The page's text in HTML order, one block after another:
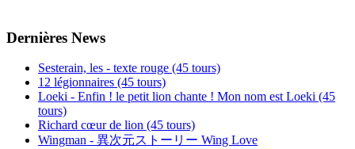
Dernières News
Sesterain, les - texte rouge (45 tours)
12 légionnaires (45 tours)
Loeki - Enfin ! le petit lion chante ! Mon nom est Loeki (45
tours)
Richard cœur de lion (45 tours)
Wingman - 異次元ストーリー Wing Love